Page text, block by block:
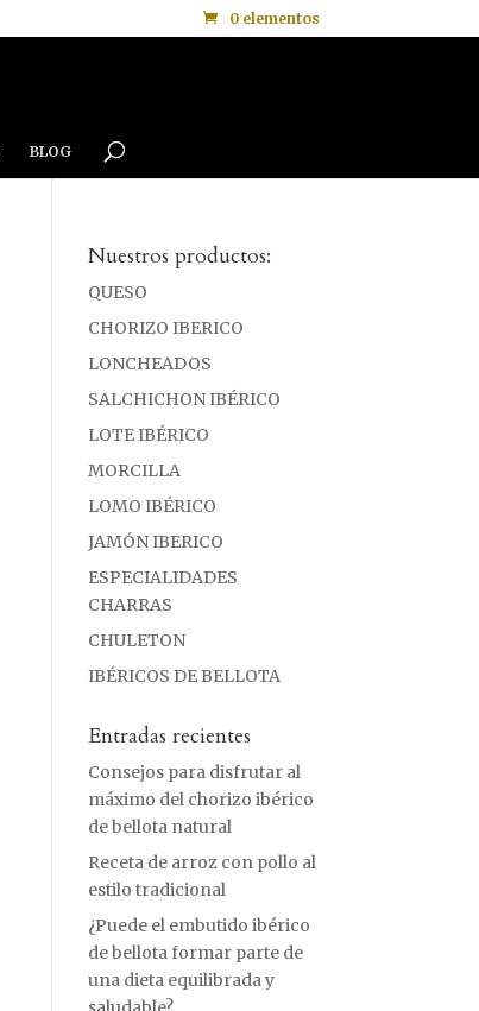
0 elementos
BLOG
Nuestros productos:
QUESO
CHORIZO IBERICO
LONCHEADOS
SALCHICHON IBÉRICO
LOTE IBÉRICO
MORCILLA
LOMO IBÉRICO
JAMÓN IBERICO
ESPECIALIDADES
CHARRAS
CHULETON
IBÉRICOS DE BELLOTA
Entradas recientes
Consejos para disfrutar al
máximo del chorizo ibérico
de bellota natural
Receta de arroz con pollo al
estilo tradicional
¿Puede el embutido ibérico
de bellota formar parte de
una dieta equilibrada y